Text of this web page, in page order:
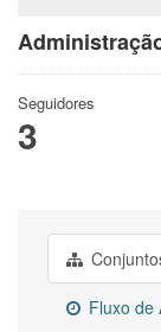
Seguidores
3
Fluxo de